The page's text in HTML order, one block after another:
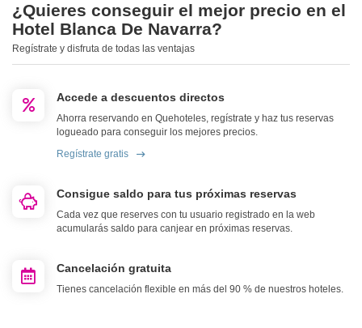
¿Quieres conseguir el mejor precio en el
Hotel Blanca De Navarra?
Regístrate y disfruta de todas las ventajas
Accede a descuentos directos
Ahorra reservando en Quehoteles, regístrate y haz tus reservas
logueado para conseguir los mejores precios.
Regístrate gratis
Consigue saldo para tus próximas reservas
Cada vez que reserves con tu usuario registrado en la web
acumularás saldo para canjear en próximas reservas.
Cancelación gratuita
Tienes cancelación flexible en más del 90 % de nuestros hoteles.